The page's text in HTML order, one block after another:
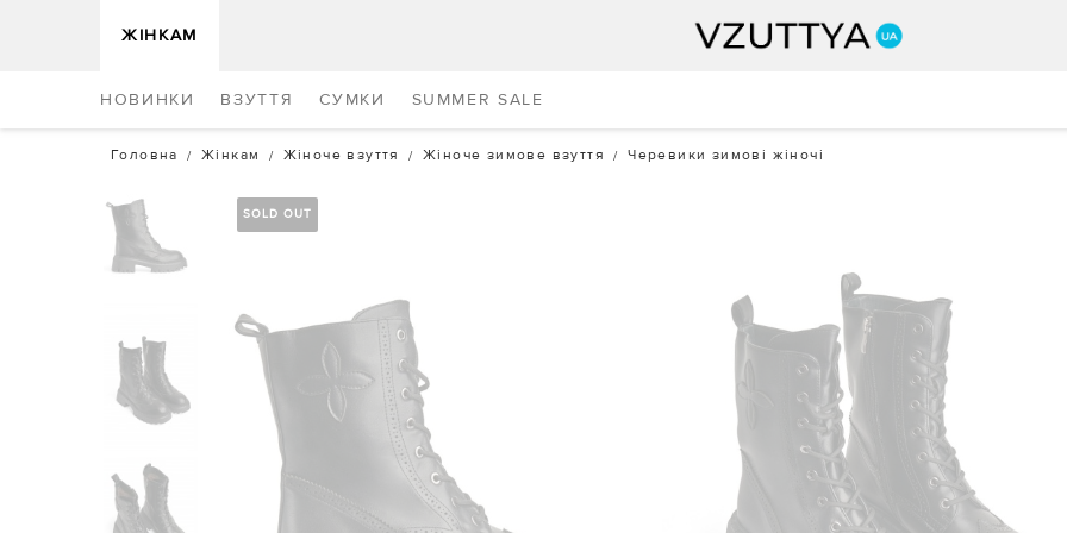
ЖІНКАМ
НОВИНКИ ВЗУТТЯ СУМКИ SUMMER SALE
Головна Жінкам Жіноче взуття Жіноче зимове взуття Черевики зимові жіночі
SOLD OUT